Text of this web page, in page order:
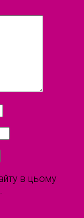
в цьому